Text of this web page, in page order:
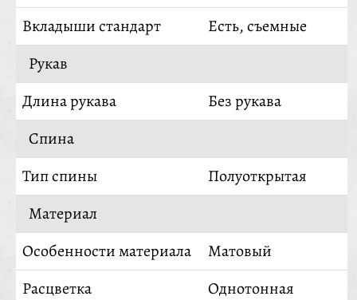
Вкладыши стандарт
Есть, съемные
Рукав
Длина рукава
Без рукава
Спина
Тип спины
Полуоткрытая
Материал
Особенности материала
Матовый
Расцветка
Однотонная